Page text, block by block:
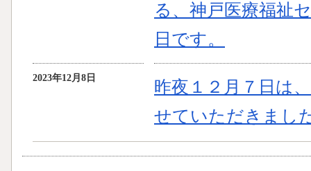
る、神戸医療福祉
日です。
2023年12月8日
昨夜１２月７日は
せていただきまし